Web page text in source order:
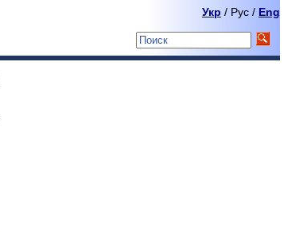
Укр / Pyc / Eng